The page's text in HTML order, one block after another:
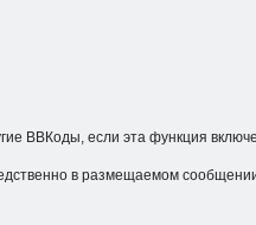
ВВКоды, если эта функция
в размещаемом